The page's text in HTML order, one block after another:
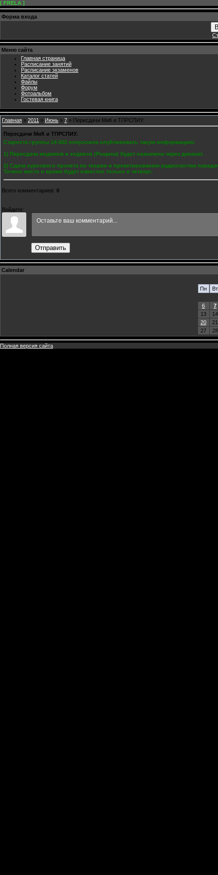
[ FRELA ]
Форма входа
Меню сайта
Главная страница
Расписание занятий
Расписание экзаменов
Каталог статей
Файлы
Форум
Фотоальбом
Гостевая книга
Главная » 2011 » Июнь » 7 » Пересдачи МиК и ТПРСПИУ.
Пересдачи МиК и ТПРСПИУ.
Староста группы 14-502 попросила опубликовать такую информацию:
1) Пересдача модемов и кодеков (Рощина) будет назначена через деканат.
2) Сдача курсового проекта по теории и проектированию радиосистем
Точное место и время будет известно только в четверг.
Всего комментариев: 0
Войдите:
Отправить
Calendar
Пн Вт
6
7
13
14
20
21
27
28
Полная версия сайта